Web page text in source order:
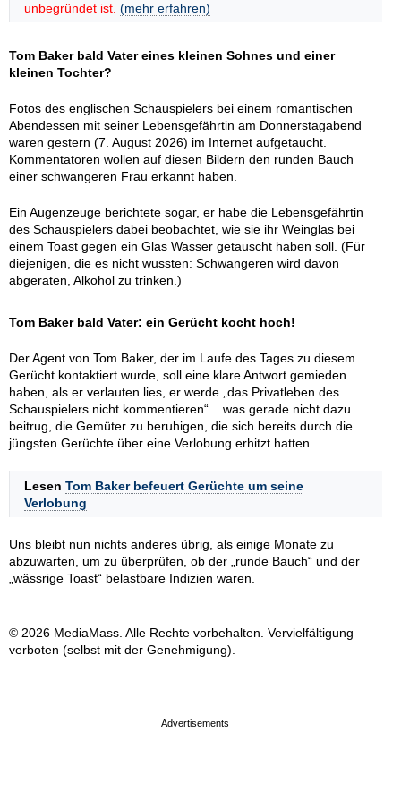
unbegründet ist. (mehr erfahren)
Tom Baker bald Vater eines kleinen Sohnes und einer
kleinen Tochter?
Fotos des englischen Schauspielers bei einem romantischen
Abendessen mit seiner Lebensgefährtin am Donnerstagabend
waren gestern (7. August 2026) im Internet aufgetaucht.
Kommentatoren wollen auf diesen Bildern den runden Bauch
einer schwangeren Frau erkannt haben.
Ein Augenzeuge berichtete sogar, er habe die Lebensgefährtin
des Schauspielers dabei beobachtet, wie sie ihr Weinglas bei
einem Toast gegen ein Glas Wasser getauscht haben soll. (Für
diejenigen, die es nicht wussten: Schwangeren wird davon
abgeraten, Alkohol zu trinken.)
Tom Baker bald Vater: ein Gerücht kocht hoch!
Der Agent von Tom Baker, der im Laufe des Tages zu diesem
Gerücht kontaktiert wurde, soll eine klare Antwort gemieden
haben, als er verlauten lies, er werde „das Privatleben des
Schauspielers nicht kommentieren“... was gerade nicht dazu
beitrug, die Gemüter zu beruhigen, die sich bereits durch die
jüngsten Gerüchte über eine Verlobung erhitzt hatten.
Lesen Tom Baker befeuert Gerüchte um seine
Verlobung
Uns bleibt nun nichts anderes übrig, als einige Monate zu
abzuwarten, um zu überprüfen, ob der „runde Bauch“ und der
„wässrige Toast“ belastbare Indizien waren.
© 2026 MediaMass. Alle Rechte vorbehalten. Vervielfältigung
verboten (selbst mit der Genehmigung).